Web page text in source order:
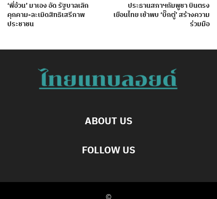
‘พี่อ้วน’ มาเอง อัด รัฐบาลเลิก
คุกคาม-ละเมิดสิทธิเสรีภาพ
ประชาชน
ประธานสภาฯกัมพูชา บินตรง
เยือนไทย เข้าพบ ‘บิ๊กตู่’ สร้างความ
ร่วมมือ
ABOUT US
FOLLOW US
©